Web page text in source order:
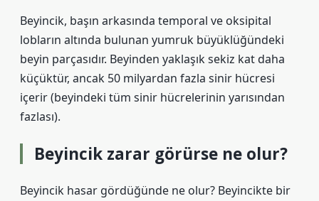
Beyincik, başın arkasında temporal ve oksipital
lobların altında bulunan yumruk büyüklüğündeki
beyin parçasıdır. Beyinden yaklaşık sekiz kat daha
küçüktür, ancak 50 milyardan fazla sinir hücresi
içerir (beyindeki tüm sinir hücrelerinin yarısından
fazlası).
Beyincik zarar görürse ne olur?
Beyincik hasar gördüğünde ne olur? Beyincikte bir